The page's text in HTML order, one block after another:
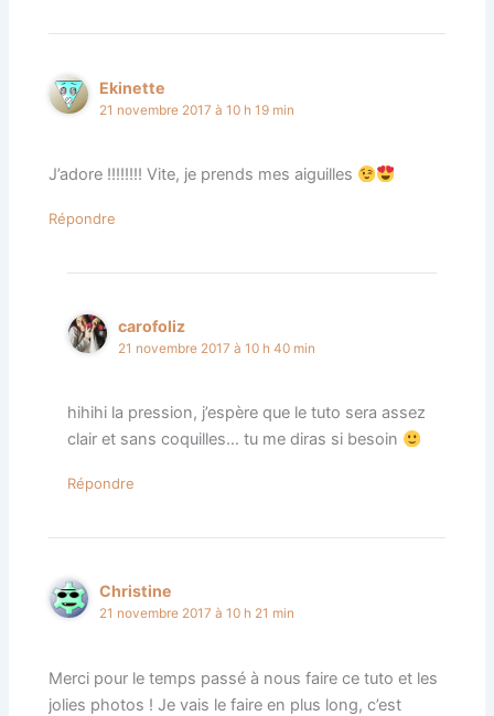
Ekinette
21 novembre 2017 à 10 h 19 min
J’adore !!!!!!!! Vite, je prends mes aiguilles
Répondre
carofoliz
21 novembre 2017 à 10 h 40 min
hihihi la pression, j’espère que le tuto sera assez
clair et sans coquilles… tu me diras si besoin
Répondre
Christine
21 novembre 2017 à 10 h 21 min
Merci pour le temps passé à nous faire ce tuto et les
jolies photos ! Je vais le faire en plus long, c’est